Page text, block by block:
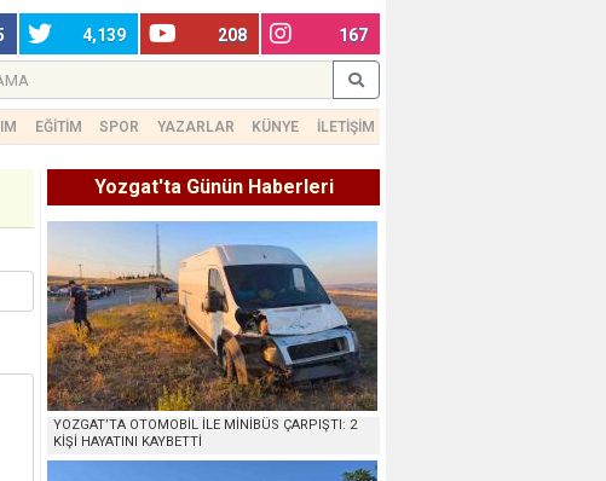
4,139 208 167
EĞİTİM SPOR YAZARLAR KÜNYE İLETİŞİM
Yozgat'ta Günün Haberleri
YOZGAT’TA OTOMOBİL İLE MİNİBÜS ÇARPIŞTI: 2
KİŞİ HAYATINI KAYBETTİ